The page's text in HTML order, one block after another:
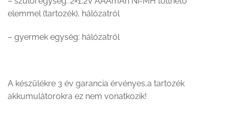
elemmel (tartozék), hálózatról
– gyermek egység: hálózatról
A készülékre 3 év garancia érvényes,a tartozék
akkumulátorokra ez nem vonatkozik!